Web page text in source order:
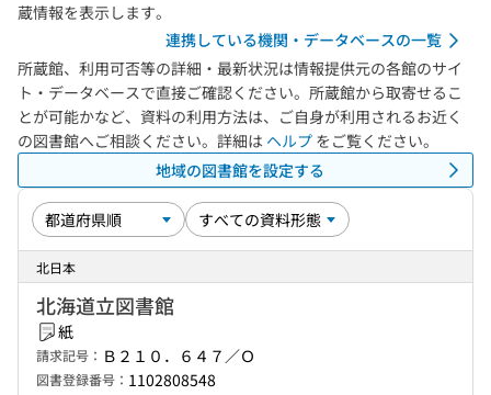
蔵情報を表示します。
連携している機関・データベースの一覧
所蔵館、利用可否等の詳細・最新状況は情報提供元の各館のサイ
ト・データベースで直接ご確認ください。所蔵館から取寄せるこ
とが可能かなど、資料の利用方法は、ご自身が利用されるお近く
の図書館へご相談ください。詳細は ヘルプ をご覧ください。
地域の図書館を設定する
北日本
北海道立図書館
紙
請求記号： Ｂ２１０．６４７／Ｏ
図書登録番号： 1102808548